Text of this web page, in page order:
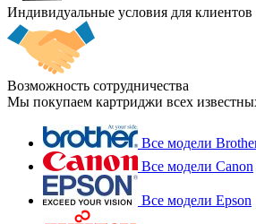
Индивидуальные условия для клиентов
Возможность сотрудничества
Мы покупаем картриджи всех
Все модели
Все модели Canon
Все модели Epson